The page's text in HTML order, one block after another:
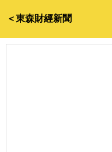
＜東森財經新聞